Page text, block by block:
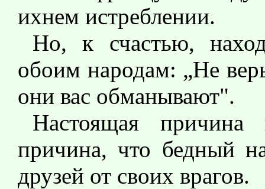
ихнем истреблении.
Но, к счастью,
обоим народам: „Не
они вас обманывают".
Настоящая
причина, что бедный
друзей от своих врагов.